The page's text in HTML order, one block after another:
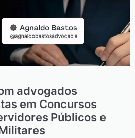
advogados
em Concursos
Públicos e